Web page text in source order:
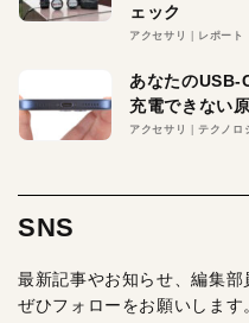
ェック
アクセサリ レポート
あなたのUSB-
充電できない
アクセサリ テクノロ
SNS
最新記事やお知らせ、編集部
ぜひフォローをお願いします